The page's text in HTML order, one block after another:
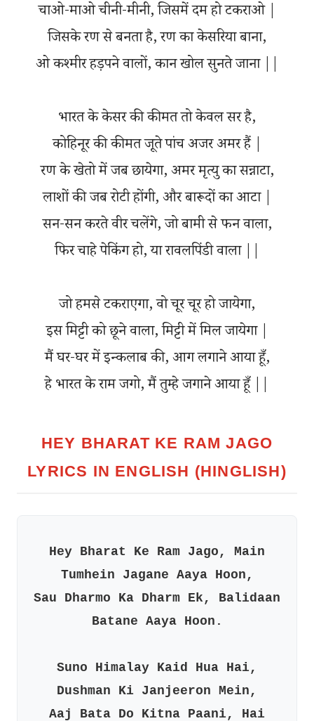
चाओ-माओ चीनी-मीनी, जिसमें दम हो टकराओ |
जिसके रण से बनता है, रण का केसरिया बाना,
ओ कश्मीर हड़पने वालों, कान खोल सुनते जाना ||
भारत के केसर की कीमत तो केवल सर है,
कोहिनूर की कीमत जूते पांच अजर अमर हैं |
रण के खेतो में जब छायेगा, अमर मृत्यु का सन्नाटा,
लाशों की जब रोटी होंगी, और बारूदों का आटा |
सन-सन करते वीर चलेंगे, जो बामी से फन वाला,
फिर चाहे पेकिंग हो, या रावलपिंडी वाला ||
जो हमसे टकराएगा, वो चूर चूर हो जायेगा,
इस मिट्टी को छूने वाला, मिट्टी में मिल जायेगा |
मैं घर-घर में इन्कलाब की, आग लगाने आया हूँ,
हे भारत के राम जगो, मैं तुम्हे जगाने आया हूँ ||
HEY BHARAT KE RAM JAGO
LYRICS IN ENGLISH (HINGLISH)
Hey Bharat Ke Ram Jago, Main
Tumhein Jagane Aaya Hoon,
Sau Dharmo Ka Dharm Ek, Balidaan
Batane Aaya Hoon.
Suno Himalay Kaid Hua Hai,
Dushman Ki Janjeeron Mein,
Aaj Bata Do Kitna Paani, Hai